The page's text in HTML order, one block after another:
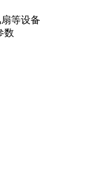
等设备
数